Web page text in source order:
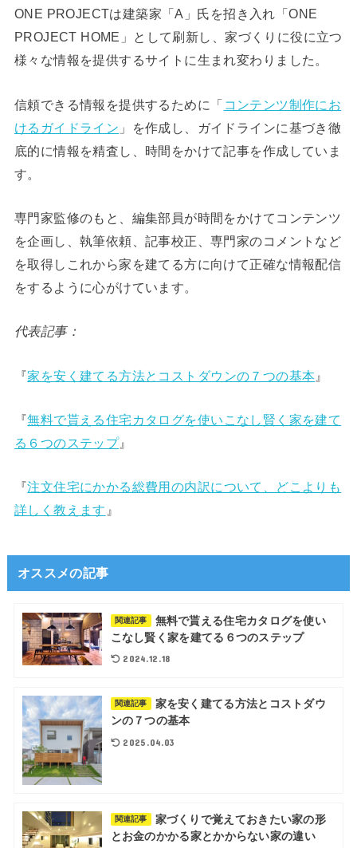
ONE PROJECTは建築家「A」氏を招き入れ「ONE
PROJECT HOME」として刷新し、家づくりに役に立つ
様々な情報を提供するサイトに生まれ変わりました。
信頼できる情報を提供するために「 コンテンツ制作にお
けるガイドライン 」を作成し、ガイドラインに基づき徹
底的に情報を精査し、時間をかけて記事を作成していま
す。
専門家監修のもと、編集部員が時間をかけてコンテンツ
を企画し、執筆依頼、記事校正、専門家のコメントなど
を取得しこれから家を建てる方に向けて正確な情報配信
をするように心がけています。
代表記事：
『家を安く建てる方法とコストダウンの７つの基本 』
『無料で貰える住宅カタログを使いこなし賢く家を建て
る６つのステップ』
『注文住宅にかかる総費用の内訳について、どこよりも
詳しく教えます 』
オススメの記事
関連記事
無料で貰える住宅カタログを使い
こなし賢く家を建てる６つのステップ
2024.12.18
関連記事
家を安く建てる方法とコストダウ
ンの７つの基本
2025.04.03
関連記事
家づくりで覚えておきたい家の形
とお金のかかる家とかからない家の違い